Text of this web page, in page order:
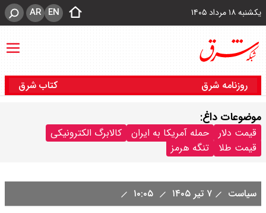
یکشنبه ۱۸ مرداد ۱۴۰۵ EN
AR
روزنامه شرق کتاب شرق
موضوعات داغ:
قیمت دلار حمله آمریکا به ایران
کالابرگ الکترونیکی
قیمت طلا
تنگه هرمز
سیاست ۷ تیر ۱۴۰۵